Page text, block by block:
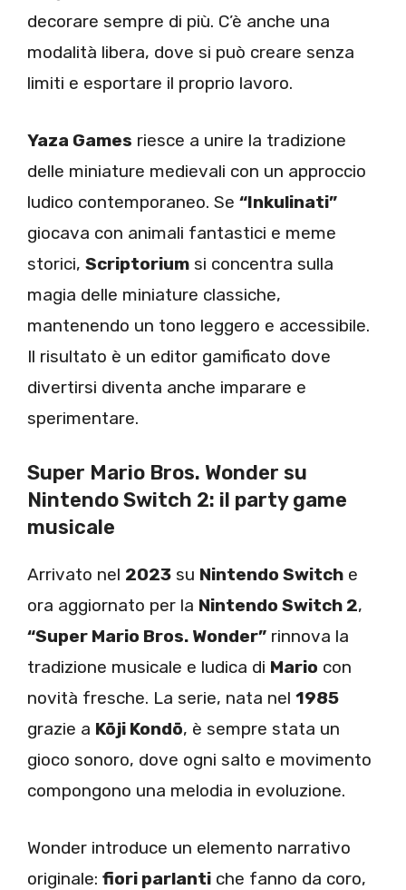
decorare sempre di più. C’è anche una
modalità libera, dove si può creare senza
limiti e esportare il proprio lavoro.
Yaza Games riesce a unire la tradizione
delle miniature medievali con un approccio
ludico contemporaneo. Se “Inkulinati”
giocava con animali fantastici e meme
storici, Scriptorium si concentra sulla
magia delle miniature classiche,
mantenendo un tono leggero e accessibile.
Il risultato è un editor gamificato dove
divertirsi diventa anche imparare e
sperimentare.
Super Mario Bros. Wonder su
Nintendo Switch 2: il party game
musicale
Arrivato nel 2023 su Nintendo Switch e
ora aggiornato per la Nintendo Switch 2,
“Super Mario Bros. Wonder” rinnova la
tradizione musicale e ludica di Mario con
novità fresche. La serie, nata nel 1985
grazie a Kōji Kondō, è sempre stata un
gioco sonoro, dove ogni salto e movimento
compongono una melodia in evoluzione.
Wonder introduce un elemento narrativo
originale: fiori parlanti che fanno da coro,